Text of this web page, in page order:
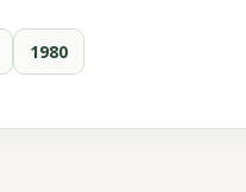
1980